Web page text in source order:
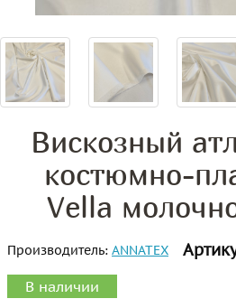
Вискозный
костюмно-
Vella
Производитель: ANNATEX
В наличии